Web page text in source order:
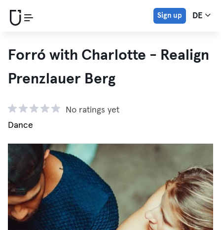
Sign up DE
Forró with Charlotte - Realign
Prenzlauer Berg
No ratings yet
Dance